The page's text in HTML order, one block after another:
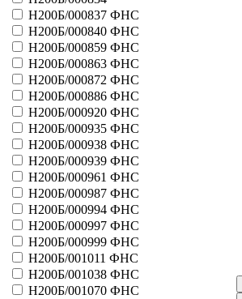
Милосердие и культура
21064 - Сюрприз
Больше
Нац. жилищный консорциум
41055 - Нац. жилищная лотерея
Больше
Национальные лотереи ООО
41050 - Доступное жилье
Больше
обьединение Союз-спортлото
11006 - Супер-спринт
Больше
Огни Москвы
21035 - Москва и москвичи
Больше
Олимпийский комитет России
31058 - Олимпийский спринт
Больше
Олимпийский комитет СССР
11005 - моментальная лотерея
Н200Б/000837 ФНС
Н200Б/000840 ФНС
Н200Б/000859 ФНС
Н200Б/000863 ФНС
Н200Б/000872 ФНС
Н200Б/000886 ФНС
Н200Б/000920 ФНС
Н200Б/000935 ФНС
Н200Б/000938 ФНС
Н200Б/000939 ФНС
Н200Б/000961 ФНС
Н200Б/000987 ФНС
Н200Б/000994 ФНС
Н200Б/000997 ФНС
Н200Б/000999 ФНС
Н200Б/001011 ФНС
Н200Б/001038 ФНС
Н200Б/001070 ФНС